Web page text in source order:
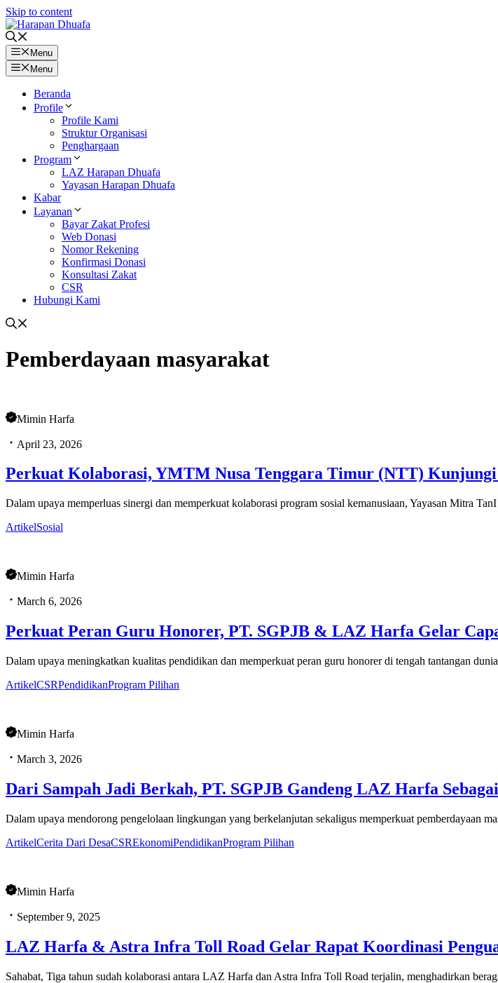
Skip to content
Menu
Menu
Beranda
Profile
Profile Kami
Struktur Organisasi
Penghargaan
Program
LAZ Harapan Dhuafa
Yayasan Harapan Dhuafa
Kabar
Layanan
Bayar Zakat Profesi
Web Donasi
Nomor Rekening
Konfirmasi Donasi
Konsultasi Zakat
CSR
Hubungi Kami
Pemberdayaan masyarakat
Mimin Harfa
April 23, 2026
Perkuat Kolaborasi, YMTM Nusa Tenggara Timur (NTT)
Dalam upaya memperluas sinergi dan memperkuat kolaborasi program sosial kemanusiaan, Yayasan Mitra
ArtikelSosial
Mimin Harfa
March 6, 2026
Perkuat Peran Guru Honorer, PT. SGPJB & LAZ Harfa Gelar
Dalam upaya meningkatkan kualitas pendidikan dan memperkuat peran guru honorer di tengah tantangan
ArtikelCSRPendidikanProgram Pilihan
Mimin Harfa
March 3, 2026
Dari Sampah Jadi Berkah, PT. SGPJB Gandeng LAZ Harfa
Dalam upaya mendorong pengelolaan lingkungan yang berkelanjutan sekaligus memperkuat pemberdayaan
ArtikelCerita Dari DesaCSREkonomiPendidikanProgram Pilihan
Mimin Harfa
September 9, 2025
LAZ Harfa & Astra Infra Toll Road Gelar Rapat Koordinasi
Sahabat, Tiga tahun sudah kolaborasi antara LAZ Harfa dan Astra Infra Toll Road terjalin, menghadirkan